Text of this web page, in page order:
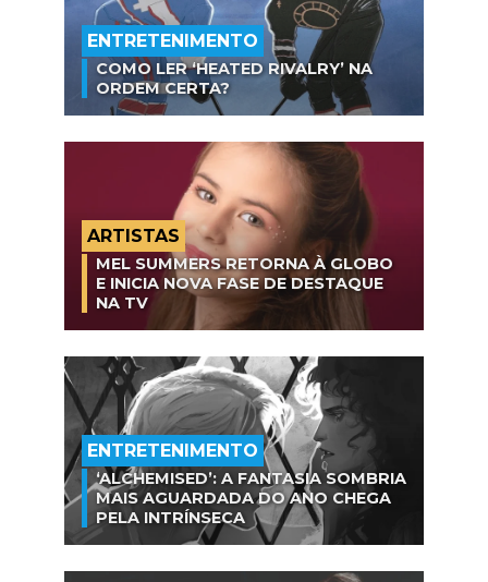
ENTRETENIMENTO
COMO LER ‘HEATED RIVALRY’ NA
ORDEM CERTA?
ARTISTAS
MEL SUMMERS RETORNA À GLOBO
E INICIA NOVA FASE DE DESTAQUE
NA TV
ENTRETENIMENTO
‘ALCHEMISED’: A FANTASIA SOMBRIA
MAIS AGUARDADA DO ANO CHEGA
PELA INTRÍNSECA